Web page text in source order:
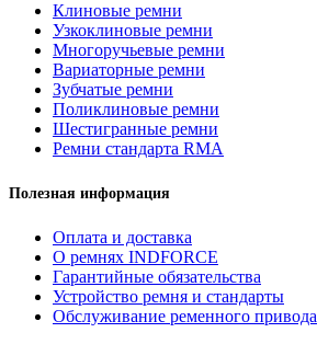
INDFORCE
Strongest
quantity
Клиновые ремни
Узкоклиновые ремни
Многоручьевые ремни
Вариаторные ремни
Зубчатые ремни
Поликлиновые ремни
Шестигранные ремни
Ремни стандарта RMA
Полезная информация
Оплата и доставка
О ремнях INDFORCE
Гарантийные обязательства
Устройство ремня и стандарты
Обслуживание ременного привода